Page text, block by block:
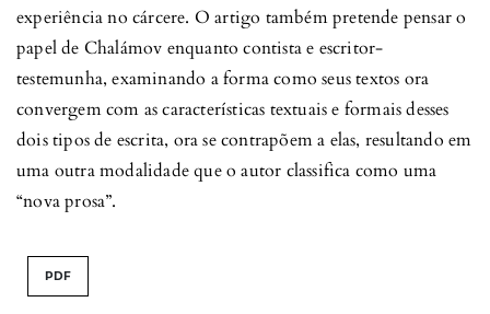
experiência no cárcere. O artigo também pretende pensar o
papel de Chalámov enquanto contista e escritor-
testemunha, examinando a forma como seus textos ora
convergem com as características textuais e formais desses
dois tipos de escrita, ora se contrapõem a elas, resultando em
uma outra modalidade que o autor classifica como uma
“nova prosa”.
PDF